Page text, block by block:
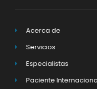
Acerca de
Servicios
Especialistas
Paciente